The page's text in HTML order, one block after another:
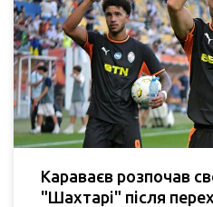
Караваєв розпочав
"Шахтарі" після